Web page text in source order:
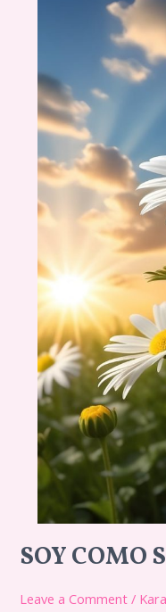
SOY COMO
Leave a Comment /
Soy
soy